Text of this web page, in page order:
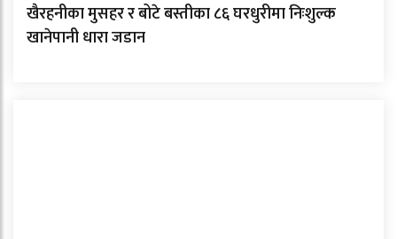
खैरहनीका मुसहर र बोटे बस्तीका ८६ घरधुरीमा निःशुल्क
खानेपानी धारा जडान